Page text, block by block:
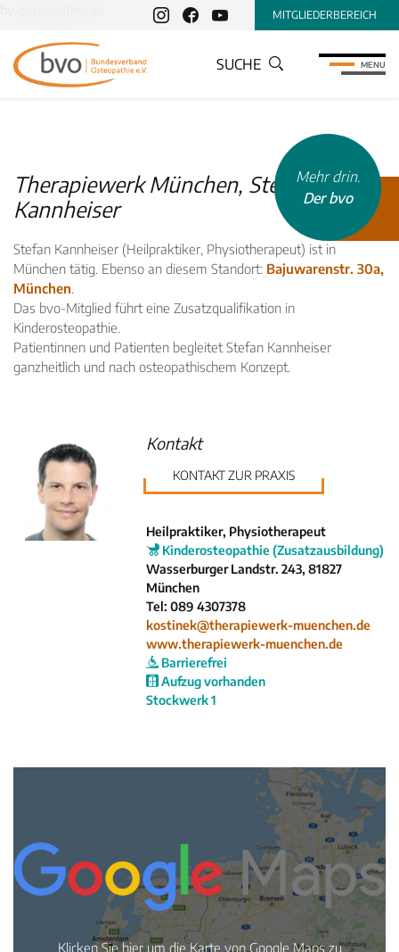
MITGLIEDERBEREICH
SUCHE MENU
Therapiewerk München, Stefan
Kannheiser
Stefan Kannheiser (Heilpraktiker, Physiotherapeut) ist in
München tätig. Ebenso an diesem Standort: Bajuwarenstr. 30a,
München.
Das bvo-Mitglied führt eine Zusatzqualifikation in
Kinderosteopathie.
Patientinnen und Patienten begleitet Stefan Kannheiser
ganzheitlich und nach osteopathischem Konzept.
Kontakt
KONTAKT ZUR PRAXIS
Heilpraktiker, Physiotherapeut
Kinderosteopathie (Zusatzausbildung)
Wasserburger Landstr. 243, 81827
München
Tel: 089 4307378
kostinek@therapiewerk-muenchen.de
www.therapiewerk-muenchen.de
Barrierefrei
Aufzug vorhanden
Stockwerk 1
Klicken Sie hier um die Karte von Google Maps zu
Mehr drin.
Der bvo
INHALTSTYP
Therapeuten
Neuigkeiten
Kleinanzeigen
Veranstaltungen
Inhaltsseiten